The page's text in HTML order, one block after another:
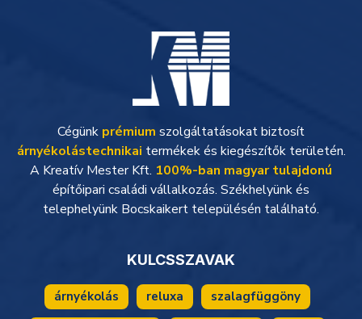
Cégünk prémium szolgáltatásokat biztosít
árnyékolástechnikai termékek és kiegészítők területén.
A Kreatív Mester Kft. 100%-ban magyar tulajdonú
építőipari családi vállalkozás. Székhelyünk és
telephelyünk Bocskaikert településén található.
KULCSSZAVAK
árnyékolás reluxa szalagfüggöny